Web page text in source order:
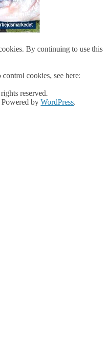
By continuing to use this
cookies, see here:
reserved.
by WordPress.